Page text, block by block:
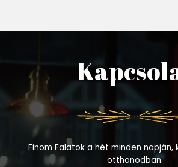
Finom Falatok a hét minden napján,
otthonodban.